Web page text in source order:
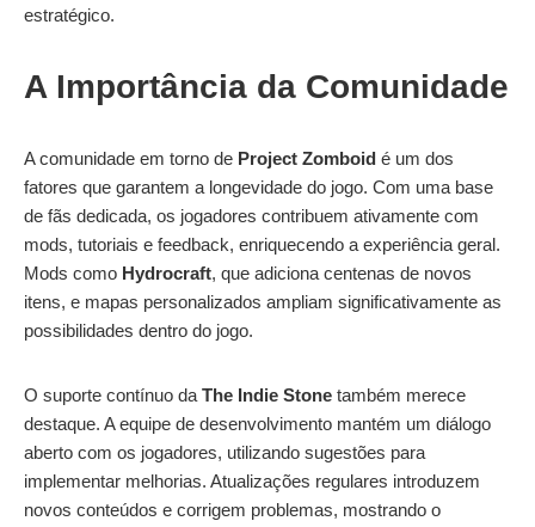
estratégico.
A Importância da Comunidade
A comunidade em torno de Project Zomboid é um dos
fatores que garantem a longevidade do jogo. Com uma base
de fãs dedicada, os jogadores contribuem ativamente com
mods, tutoriais e feedback, enriquecendo a experiência geral.
Mods como Hydrocraft, que adiciona centenas de novos
itens, e mapas personalizados ampliam significativamente as
possibilidades dentro do jogo.
O suporte contínuo da The Indie Stone também merece
destaque. A equipe de desenvolvimento mantém um diálogo
aberto com os jogadores, utilizando sugestões para
implementar melhorias. Atualizações regulares introduzem
novos conteúdos e corrigem problemas, mostrando o